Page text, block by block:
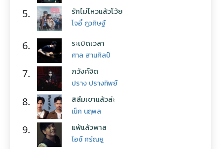
5. รักไม่ไหวแล้วโว้ย
โจอี้ ภูวศิษฐ์
6. ระเบิดเวลา
ศาล สานศิลป์
7. ภวังค์จิต
ปราง ปรางทิพย์
8. สิลืมเขาแล้วล่ะ
เน็ค นฤพล
9. แพ้แล้วพาล
ไอซ์ ศรัณยู